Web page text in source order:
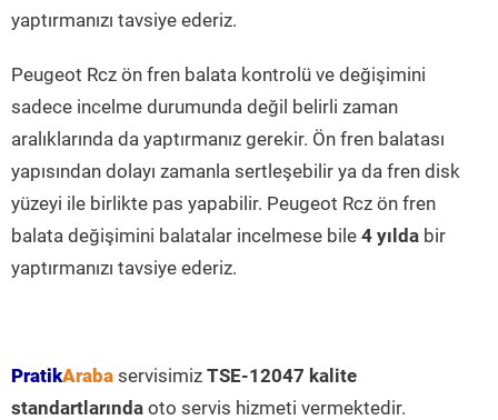
yaptırmanızı tavsiye ederiz.
Peugeot Rcz ön fren balata kontrolü ve değişimini
sadece incelme durumunda değil belirli zaman
aralıklarında da yaptırmanız gerekir. Ön fren balatası
yapısından dolayı zamanla sertleşebilir ya da fren disk
yüzeyi ile birlikte pas yapabilir. Peugeot Rcz ön fren
balata değişimini balatalar incelmese bile 4 yılda bir
yaptırmanızı tavsiye ederiz.
PratikAraba servisimiz TSE-12047 kalite
standartlarında oto servis hizmeti vermektedir.